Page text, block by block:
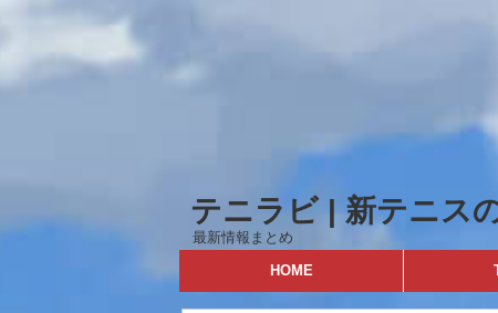
テニラビ | 新テニス
最新情報まとめ
HOME